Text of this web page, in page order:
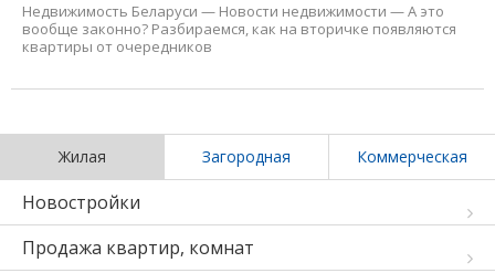
Недвижимость Беларуси — Новости недвижимости —А это
вообще законно? Разбираемся, как на вторичке появляются
квартиры от очередников
Жилая Загородная Коммерческая
Новостройки
Продажа квартир, комнат